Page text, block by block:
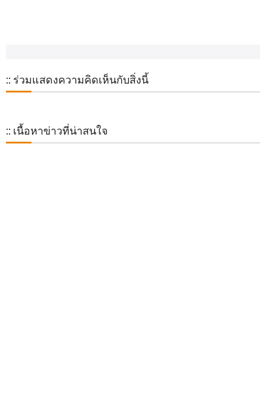
:: ร่วมแสดงความคิดเห็นกับสิ่งนี้
:: เนื้อหาข่าวที่น่าสนใจ